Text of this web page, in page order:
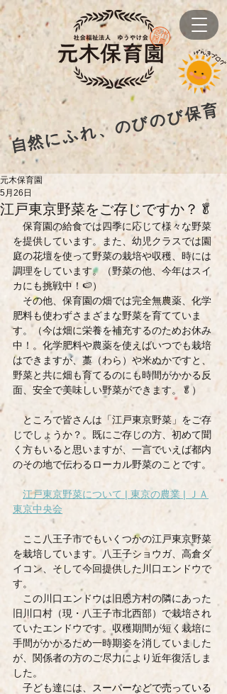
自然にふれ、のびのび保育
江戸東京野菜をご存じですか？🥬
元木保育園
5月26日
保育園の給食では四季に応じて様々な野菜
を提供しています。また、幼児クラスでは園
庭の花壇を使って野菜の栽培や収穫、時には
調理をしています。（野菜の他、今年はスイ
カにも挑戦中！🍉）
その他、保育園の畑では完全無農薬、化学
肥料も使わずさまざまな野菜を育てていま
す。（今は畑に栄養を補充するのためお休み
中！。化学肥料や農薬を使えばいつでも栽培
はできますが、藁（わら）や米ぬかですと、
野菜と共に畑も育てるのにも時間がかかる反
面、安全で美味しい野菜ができます。🥬）
ところで皆さんは「江戸東京野菜」をご存
じでしょうか？。既にご存じの方、初めて聞
く方もいると思いますが、一言でいえば都内
のその地で伝わるローカル野菜のことです。
江戸東京野菜について | 東京の農業 | ＪＡ
東京中央会
ここ八王子市でもいくつかの江戸東京野菜
を栽培しています。八王子ショウガ、高倉ダ
イコン、そして今回提供した川口エンドウで
す。
この川口エンドウは旧恩方村の隣にあった
旧川口村（現・八王子市北西部）で栽培され
ていたエンドウです。収穫期間が短く栽培に
手間がかかるため一時期姿を消していました
が、関係者の方のご尽力により近年復活しま
した。
子ども達には、
スーパーなどで売っている